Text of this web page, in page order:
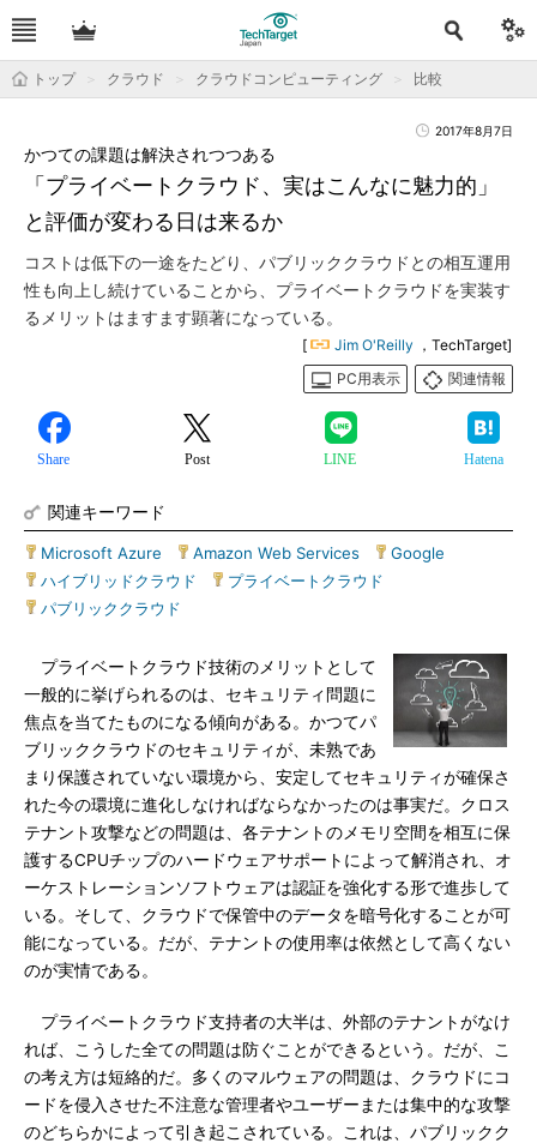
トップ クラウド クラウドコンピューティング 比較
2017年8月7日
「プライベートクラウド、実はこんなに魅力的」
と評価が変わる日は来るか
かつての課題は解決されつつある
コストは低下の一途をたどり、パブリッククラウドとの相互運用
性も向上し続けていることから、プライベートクラウドを実装す
るメリットはますます顕著になっている。
[ Jim O'Reilly ，TechTarget]
PC用表示
関連情報
Share Post LINE Hatena
関連キーワード
Microsoft Azure Amazon Web Services Google
ハイブリッドクラウド
プライベートクラウド
パブリッククラウド
プライベートクラウド技術のメリットとして
一般的に挙げられるのは、セキュリティ問題に
焦点を当てたものになる傾向がある。かつてパ
ブリッククラウドのセキュリティが、未熟であ
まり保護されていない環境から、安定してセキュリティが確保さ
れた今の環境に進化しなければならなかったのは事実だ。クロス
テナント攻撃などの問題は、各テナントのメモリ空間を相互に保
護するCPUチップのハードウェアサポートによって解消され、オ
ーケストレーションソフトウェアは認証を強化する形で進歩して
いる。そして、クラウドで保管中のデータを暗号化することが可
能になっている。だが、テナントの使用率は依然として高くない
のが実情である。
プライベートクラウド支持者の大半は、外部のテナントがなけ
れば、こうした全ての問題は防ぐことができるという。だが、こ
の考え方は短絡的だ。多くのマルウェアの問題は、クラウドにコ
ードを侵入させた不注意な管理者やユーザーまたは集中的な攻撃
のどちらかによって引き起こされている。これは、パブリックク